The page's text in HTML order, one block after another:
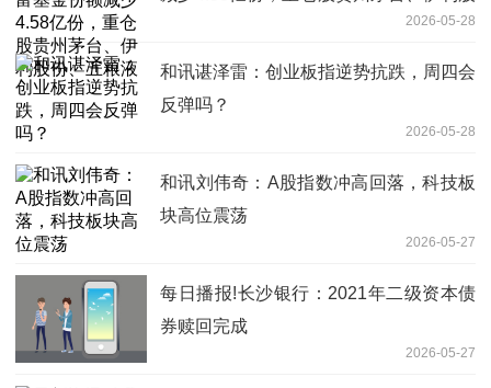
2026-05-28
和讯谌泽雷：创业板指逆势抗跌，周四会
反弹吗？
2026-05-28
和讯刘伟奇：A股指数冲高回落，科技板
块高位震荡
2026-05-27
每日播报!长沙银行：2021年二级资本债
券赎回完成
2026-05-27